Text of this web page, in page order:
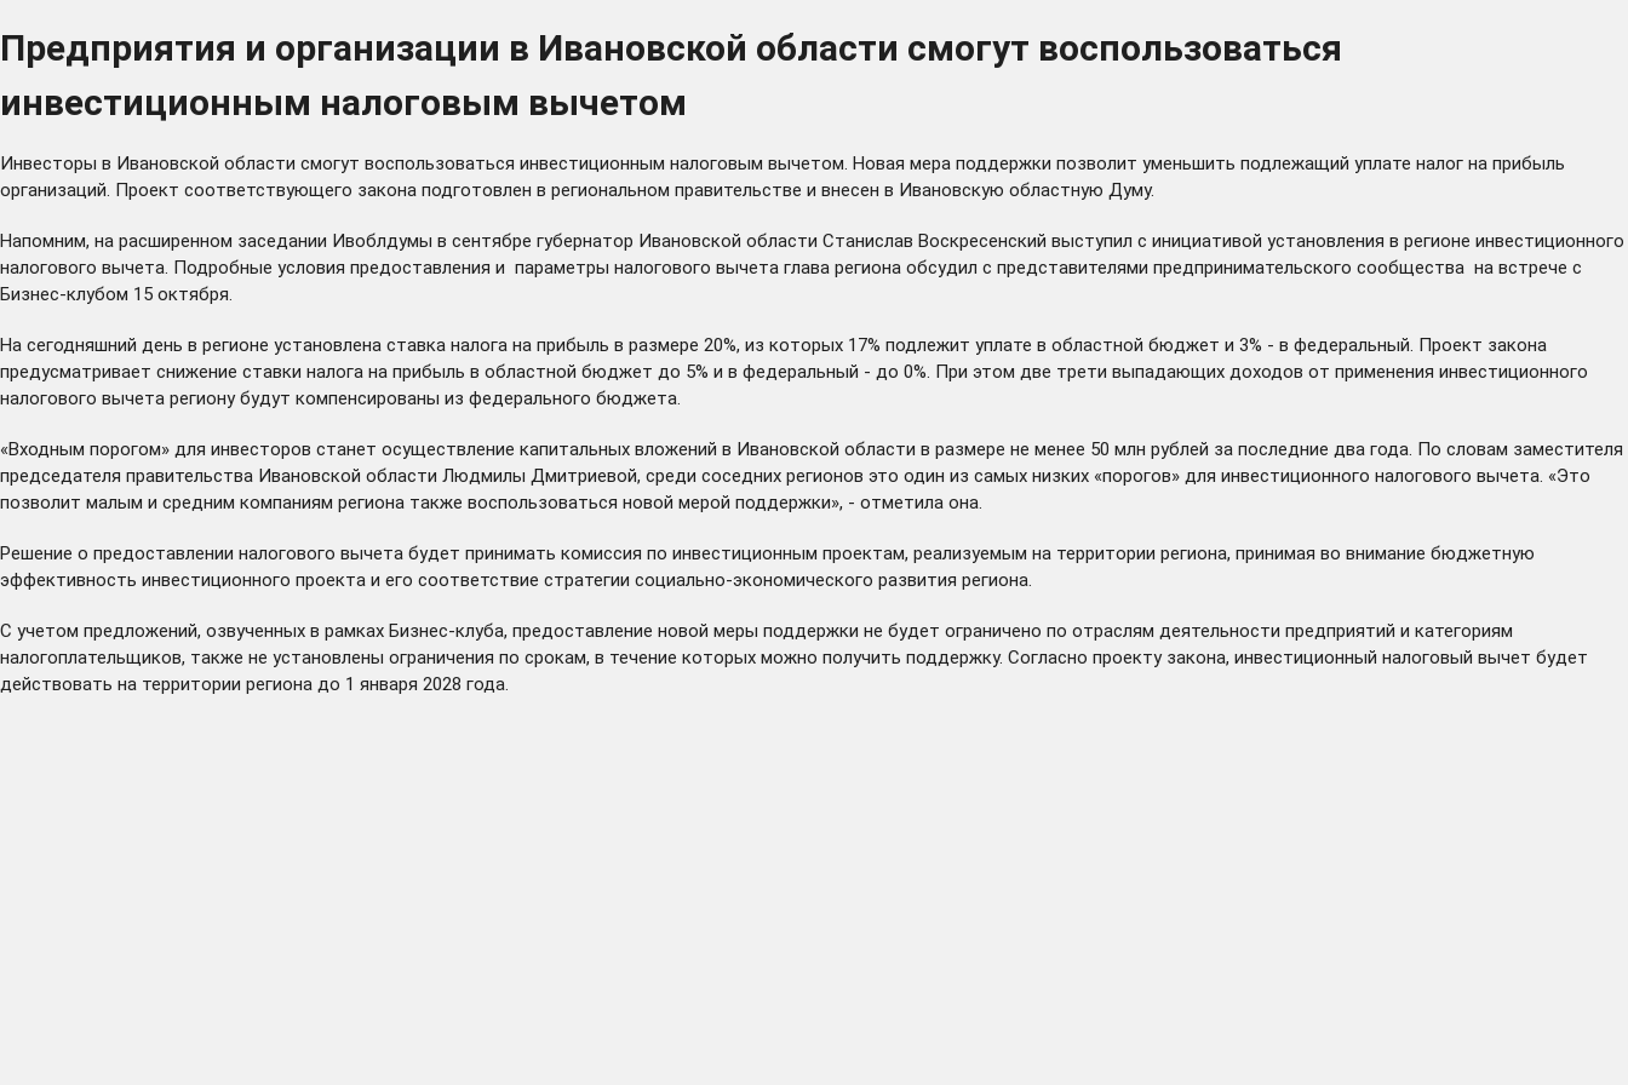
Предприятия и организации в Ивановской области смогут воспользоваться
инвестиционным налоговым вычетом
Инвесторы в Ивановской области смогут воспользоваться инвестиционным налоговым вычетом. Новая мера поддержки позволит уменьшить подлежащий уплате налог на прибыль
организаций. Проект соответствующего закона подготовлен в региональном правительстве и внесен в Ивановскую областную Думу.
Напомним, на расширенном заседании Ивоблдумы в сентябре губернатор Ивановской области Станислав Воскресенский выступил с инициативой установления в регионе инвестиционного
налогового вычета. Подробные условия предоставления и параметры налогового вычета глава региона обсудил с представителями предпринимательского сообщества на встрече с
Бизнес-клубом 15 октября.
На сегодняшний день в регионе установлена ставка налога на прибыль в размере 20%, из которых 17% подлежит уплате в областной бюджет и 3% - в федеральный. Проект закона
предусматривает снижение ставки налога на прибыль в областной бюджет до 5% и в федеральный - до 0%. При этом две трети выпадающих доходов от применения инвестиционного
налогового вычета региону будут компенсированы из федерального бюджета.
«Входным порогом» для инвесторов станет осуществление капитальных вложений в Ивановской области в размере не менее 50 млн рублей за последние два года. По словам заместителя
председателя правительства Ивановской области Людмилы Дмитриевой, среди соседних регионов это один из самых низких «порогов» для инвестиционного налогового вычета. «Это
позволит малым и средним компаниям региона также воспользоваться новой мерой поддержки», - отметила она.
Решение о предоставлении налогового вычета будет принимать комиссия по инвестиционным проектам, реализуемым на территории региона, принимая во внимание бюджетную
эффективность инвестиционного проекта и его соответствие стратегии социально-экономического развития региона.
С учетом предложений, озвученных в рамках Бизнес-клуба, предоставление новой меры поддержки не будет ограничено по отраслям деятельности предприятий и категориям
налогоплательщиков, также не установлены ограничения по срокам, в течение которых можно получить поддержку. Согласно проекту закона, инвестиционный налоговый вычет будет
действовать на территории региона до 1 января 2028 года.